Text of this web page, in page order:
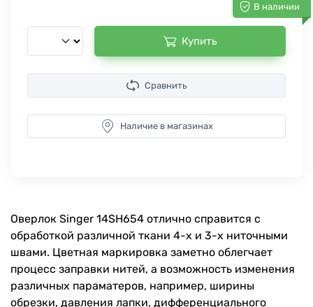
В наличии
Купить
Сравнить
Наличие в магазинах
Оверлок Singer 14SH654 отлично справится с
обработкой различной ткани 4-х и 3-х ниточными
швами. Цветная маркировка заметно облегчает
процесс заправки нитей, а возможность изменения
различных параматеров, например, ширины
обрезки, давления лапки, дифференциального